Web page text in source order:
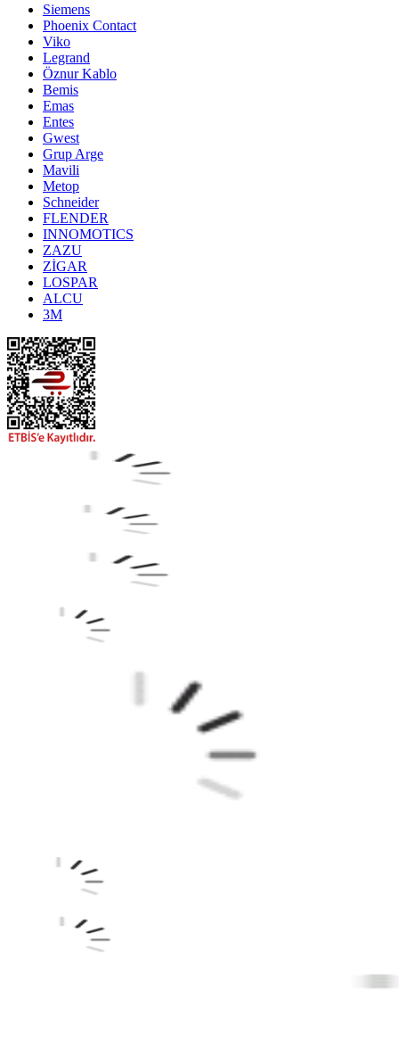
Siemens
Phoenix Contact
Viko
Legrand
Öznur Kablo
Bemis
Emas
Entes
Gwest
Grup Arge
Mavili
Metop
Schneider
FLENDER
INNOMOTICS
ZAZU
ZİGAR
LOSPAR
ALCU
3M